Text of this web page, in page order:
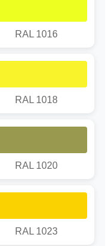
RAL 1016
RAL 1018
RAL 1020
RAL 1023